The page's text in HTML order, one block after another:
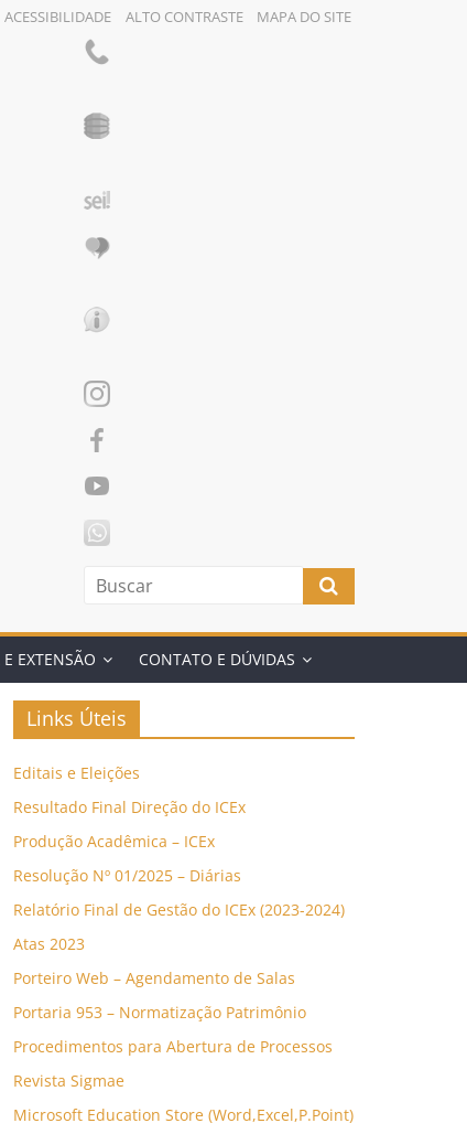
ACESSIBILIDADE ALTO CONTRASTE MAPA DO SITE
EXTENSÃO CONTATO E DÚVIDAS
Links Úteis
Editais e Eleições
Resultado Final Direção do ICEx
Produção Acadêmica – ICEx
Resolução Nº 01/2025 – Diárias
Relatório Final de Gestão do ICEx (2023-2024)
Atas 2023
Porteiro Web – Agendamento de Salas
Portaria 953 – Normatização Patrimônio
Procedimentos para Abertura de Processos
Revista Sigmae
Microsoft Education Store (Word,Excel,P.Point)